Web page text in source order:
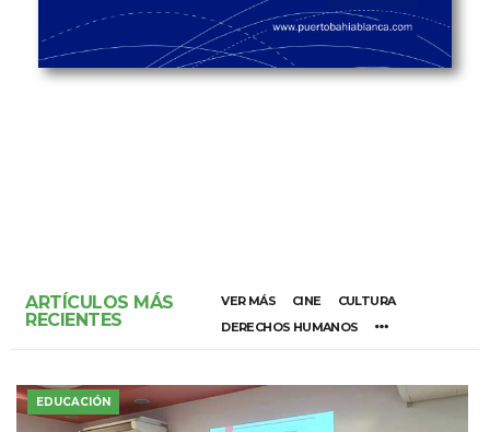
ARTÍCULOS MÁS
RECIENTES
VER MÁS CINE
CULTURA
DERECHOS HUMANOS
EDUCACIÓN